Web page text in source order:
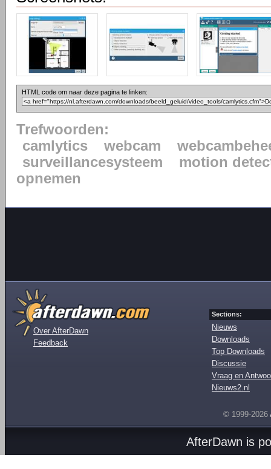
HTML code om naar deze pagina te linken:
Trefwoorden:
camlytics
webcam
surveillancesysteem
motion
opnemen
Over AfterDawn
Feedback
Sections:
Nieuws
Downloads
Top Downloads
Discussie
Vraag en
Nieuws2.nl
© 1999-2026
AfterDawn is